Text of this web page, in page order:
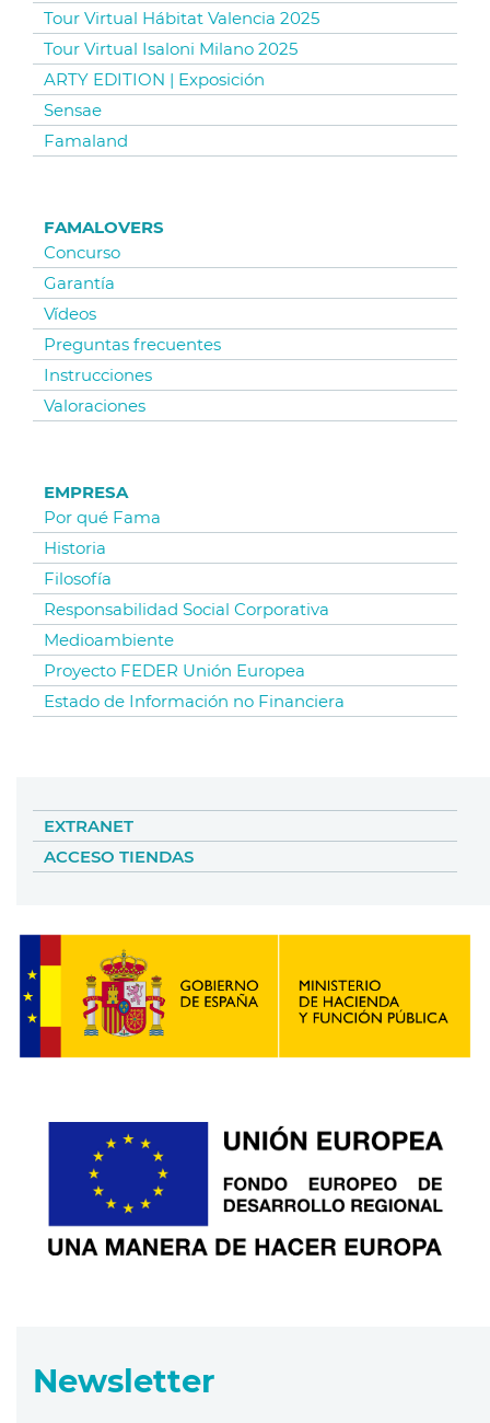
Tour Virtual Hábitat Valencia 2025
Tour Virtual Isaloni Milano 2025
ARTY EDITION | Exposición
Sensae
Famaland
FAMALOVERS
Concurso
Garantía
Vídeos
Preguntas frecuentes
Instrucciones
Valoraciones
EMPRESA
Por qué Fama
Historia
Filosofía
Responsabilidad Social Corporativa
Medioambiente
Proyecto FEDER Unión Europea
Estado de Información no Financiera
EXTRANET
ACCESO TIENDAS
Newsletter